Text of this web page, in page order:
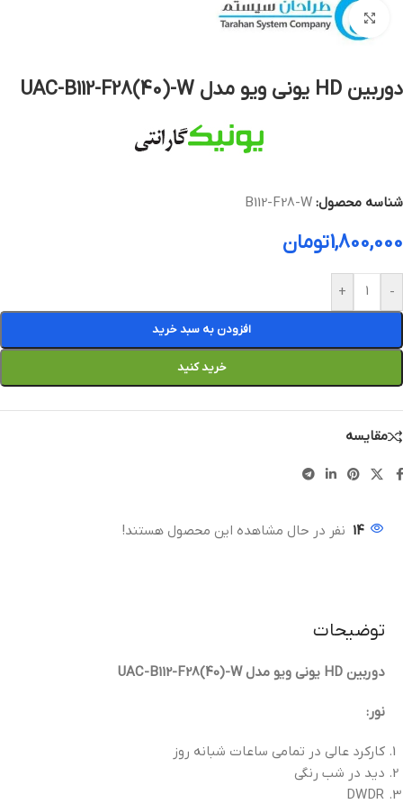
بزرگنمایی تصویر
دوربین HD یونی ویو مدل UAC-B112-F28(40)-W
شناسه محصول: B112-F28-W
1,800,000تومان
-
+
افزودن به سبد خرید
خرید کنید
مقایسه
14 نفر در حال مشاهده این محصول هستند!
توضیحات
دوربین HD یونی ویو مدل UAC-B112-F28(40)-W
نور:
کارکرد عالی در تمامی ساعات شبانه روز
دید در شب رنگی